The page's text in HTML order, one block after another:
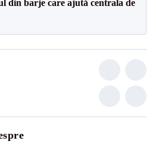
din barje care ajută centrala de